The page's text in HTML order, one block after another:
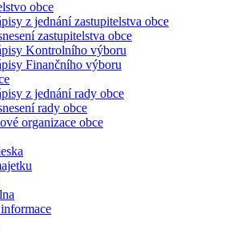
obce
z jednání zastupitelstva obce
zastupitelstva obce
Kontrolního výboru
Finančního výboru
z jednání rady obce
rady obce
organizace obce